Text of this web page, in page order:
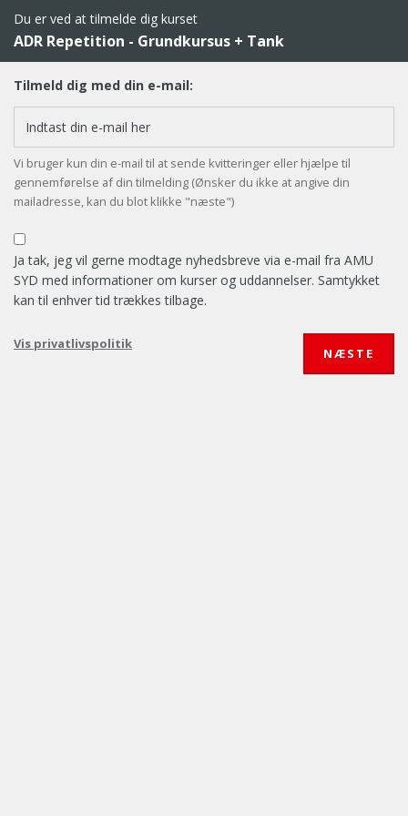
Du er ved at tilmelde dig kurset
ADR Repetition - Grundkursus + Tank
Tilmeld dig med din e-mail:
Vi bruger kun din e-mail til at sende kvitteringer eller hjælpe til
gennemførelse af din tilmelding (Ønsker du ikke at angive din
mailadresse, kan du blot klikke "næste")
Ja tak, jeg vil gerne modtage nyhedsbreve via e-mail fra AMU
SYD med informationer om kurser og uddannelser. Samtykket
kan til enhver tid trækkes tilbage.
Vis privatlivspolitik